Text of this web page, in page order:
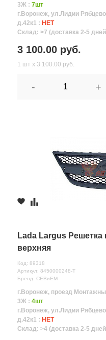
3Ж : 7шт
г.Воронеж, ул.Лидии
д.42к1 : НЕТ
Склад: >7 (доставка 2-5
3 100.00 руб.
1 шт х 3 100.00 руб.
- +
Lada Largus
верхняя
Код: 89318
Артикул: 8450000248-Т
Бренд: СЕВиЕМ
г.Воронеж, проезд
3Ж : 4шт
г.Воронеж, ул.Лидии
д.42к1 : НЕТ
Склад: >4 (доставка 2-5